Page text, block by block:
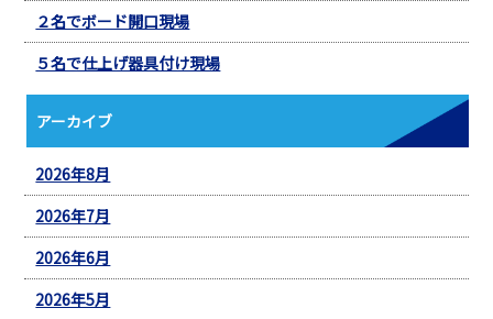
２名でボード開口現場
５名で仕上げ器具付け現場
アーカイブ
2026年8月
2026年7月
2026年6月
2026年5月